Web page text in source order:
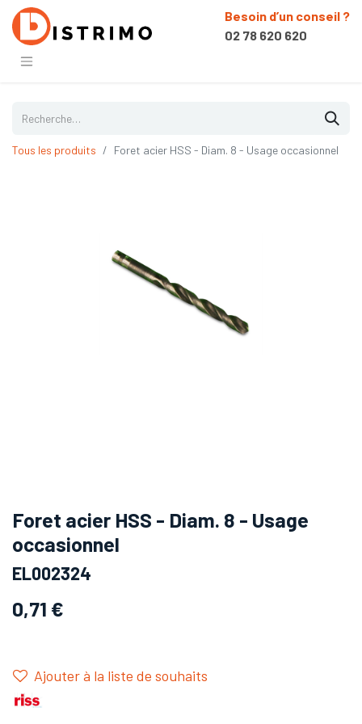
Besoin d’un conseil ?
02 78 620 620
Tous les produits Foret acier HSS - Diam. 8 - Usage occasionnel
Foret acier HSS - Diam. 8 - Usage
occasionnel
EL002324
0,71 €
Ajouter à la liste de souhaits